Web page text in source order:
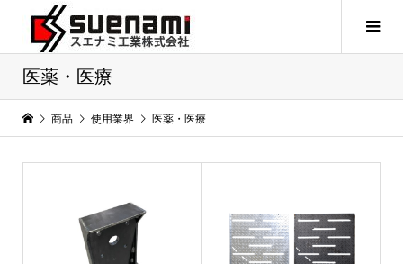
医薬・医療
商品 使用業界 医薬・医療